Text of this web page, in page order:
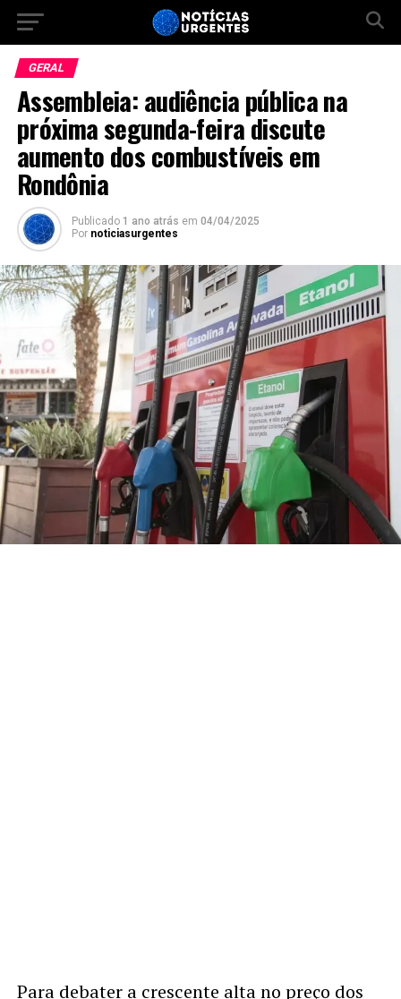
GERAL
Assembleia: audiência pública na
próxima segunda-feira discute
aumento dos combustíveis em
Rondônia
Publicado 1 ano atrás em 04/04/2025
Por noticiasurgentes
Para debater a crescente alta no preço dos